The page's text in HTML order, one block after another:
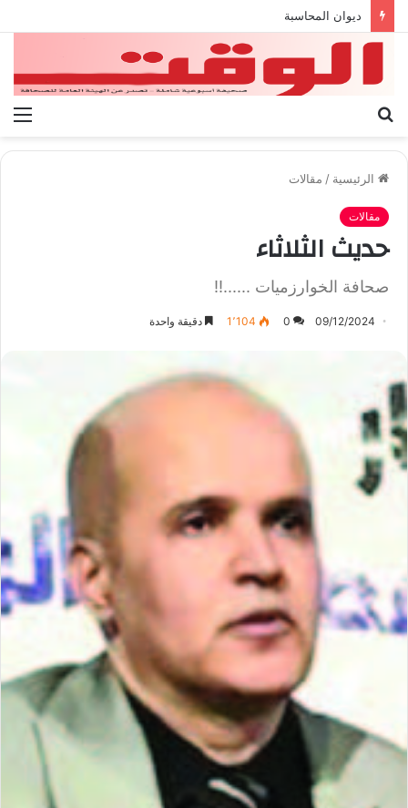
بيان الإتحاد الوطنى العام لعمال ليبيا
الرئيسية / مقالات
مقالات
حديث الثلاثاء
صحافة الخوارزميات ......!!
09/12/2024
0 1٬104 دقيقة واحدة